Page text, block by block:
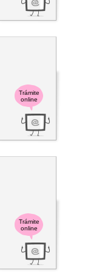
Trámite
online
Trámite
online